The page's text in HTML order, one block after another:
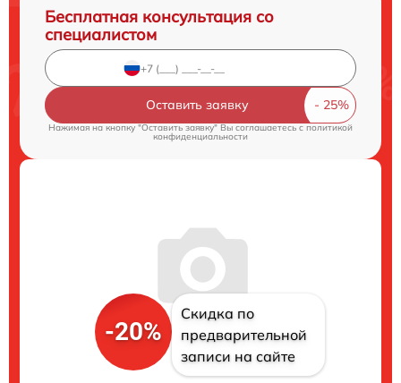
Бесплатная консультация со
специалистом
Оставить заявку
Нажимая на кнопку "Оставить заявку" Вы соглашаетесь c политикой
конфиденциальности
-20%
Скидка по
предварительной
записи на сайте